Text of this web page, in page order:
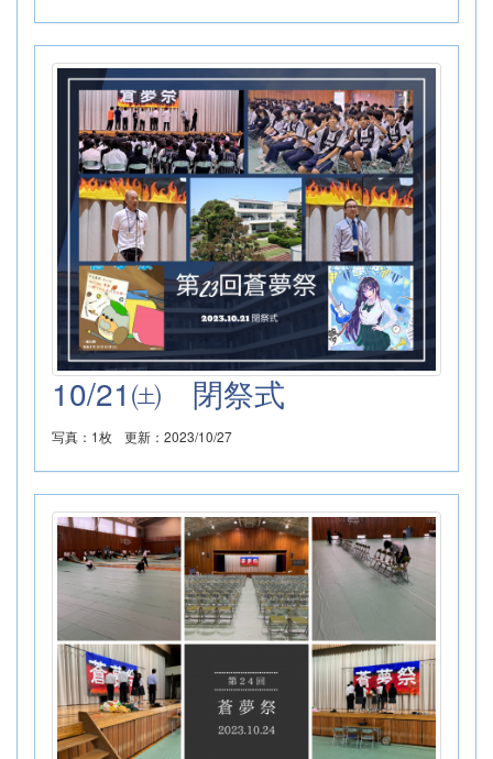
10/21㈯ 閉祭式
写真：1枚 更新：2023/10/27